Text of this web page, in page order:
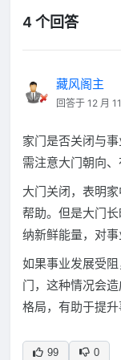
4 个回答
藏风阁主
回答于 12 月
家门是否关闭与
需注意大门朝向、
大门关闭，表明
帮助。但是大门
纳新鲜能量，对事
如果事业发展受
门，这种情况会
格局，有助于提升
99 0